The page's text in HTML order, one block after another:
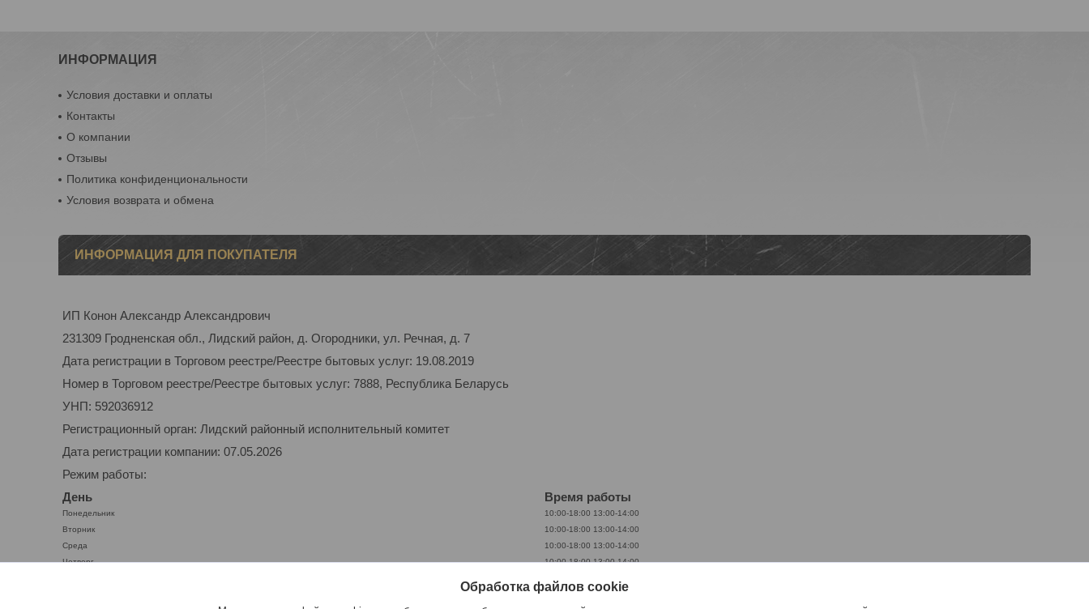
ИНФОРМАЦИЯ
Условия доставки и оплаты
Контакты
О компании
Отзывы
Политика конфиденциональности
Условия возврата и обмена
ИНФОРМАЦИЯ ДЛЯ ПОКУПАТЕЛЯ
ИП Конон Александр Александрович
231309 Гродненская обл., Лидский район, д. Огородники, ул. Речная, д. 7
Дата регистрации в Торговом реестре/Реестре бытовых услуг: 19.08.2019
Номер в Торговом реестре/Реестре бытовых услуг: 7888, Республика Беларусь
УНП: 592036912
Регистрационный орган: Лидский районный исполнительный комитет
Дата регистрации компании: 07.05.2026
Режим работы:
День
Время работы
Понедельник 10:00-18:00 13:00-14:00
Вторник
10:00-18:00 13:00-14:00
Среда
10:00-18:00 13:00-14:00
Четверг
10:00-18:0013:00-14:00
Выходной
Обработка файлов cookie